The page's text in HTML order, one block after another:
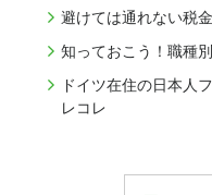
避けては通れない税
知っておこう！職種
ドイツ在住の日本人
レコレ